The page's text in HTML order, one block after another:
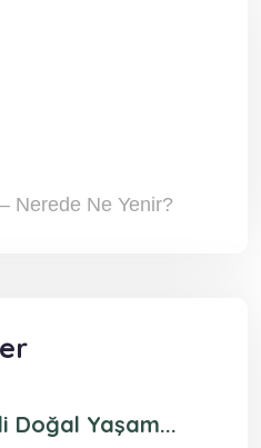
Nerede Ne Yenir?
Doğal Yaşam...